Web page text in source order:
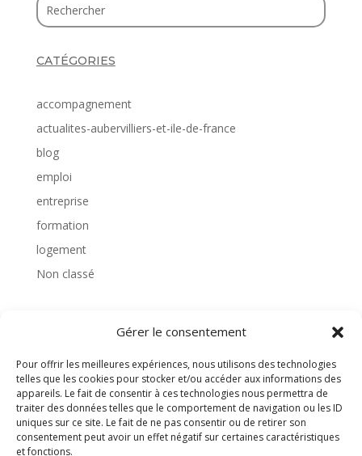
Gérer le consentement
Pour offrir les meilleures expériences, nous utilisons des technologies
telles que les cookies pour stocker et/ou accéder aux informations des
appareils. Le fait de consentir à ces technologies nous permettra de
traiter des données telles que le comportement de navigation ou les ID
uniques sur ce site. Le fait de ne pas consentir ou de retirer son
consentement peut avoir un effet négatif sur certaines caractéristiques
et fonctions.
CATÉGORIES
accompagnement
actualites-aubervilliers-et-ile-de-france
blog
emploi
entreprise
formation
logement
Non classé